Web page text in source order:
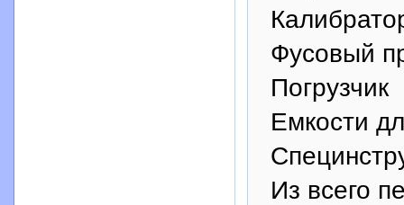
Фусовый
Погрузчик
Емкости
Из всего